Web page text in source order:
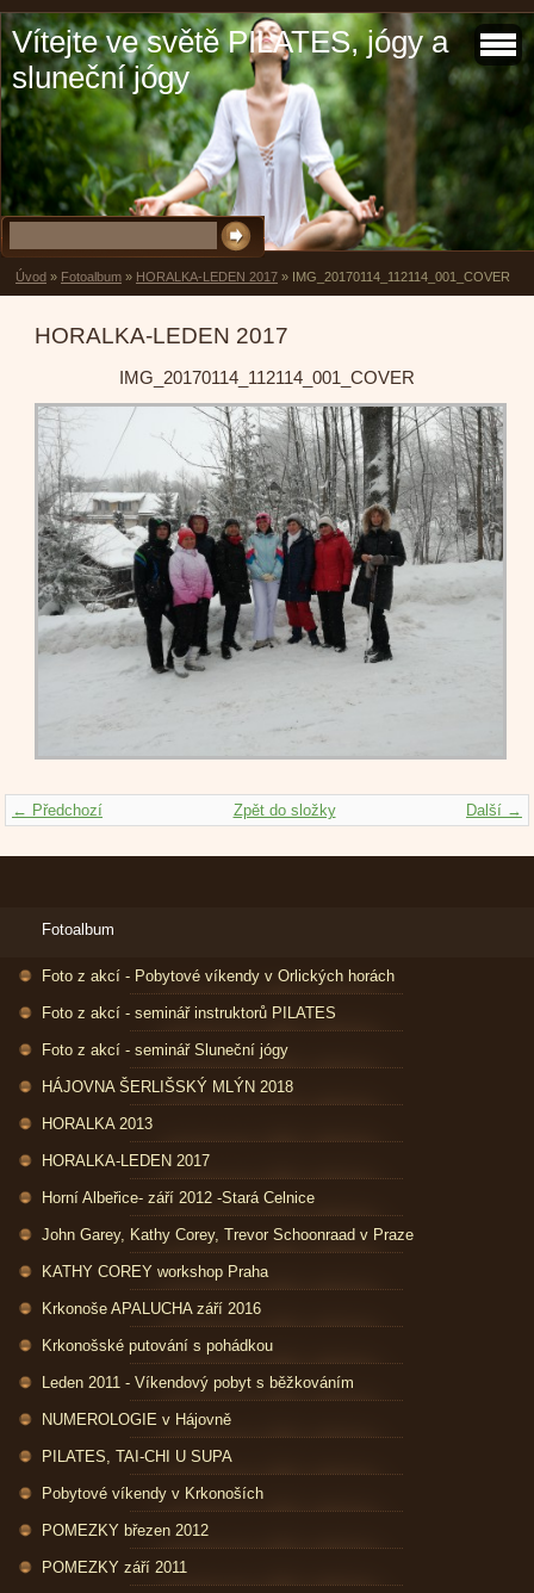
Vítejte ve světě PILATES, jógy a
sluneční jógy
Úvod » Fotoalbum » HORALKA-LEDEN 2017 » IMG_20170114_112114_001_COVER
HORALKA-LEDEN 2017
IMG_20170114_112114_001_COVER
← Předchozí Další →
Zpět do složky
Fotoalbum
Foto z akcí - Pobytové víkendy v Orlických horách
Foto z akcí - seminář instruktorů PILATES
Foto z akcí - seminář Sluneční jógy
HÁJOVNA ŠERLIŠSKÝ MLÝN 2018
HORALKA 2013
HORALKA-LEDEN 2017
Horní Albeřice- září 2012 -Stará Celnice
John Garey, Kathy Corey, Trevor Schoonraad v Praze
KATHY COREY workshop Praha
Krkonoše APALUCHA září 2016
Krkonošské putování s pohádkou
Leden 2011 - Víkendový pobyt s běžkováním
NUMEROLOGIE v Hájovně
PILATES, TAI-CHI U SUPA
Pobytové víkendy v Krkonoších
POMEZKY březen 2012
POMEZKY září 2011